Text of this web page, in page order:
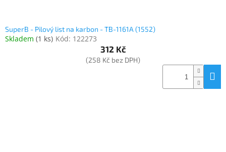
SuperB - Pilový list na karbon - TB-1161A (1552)
Skladem (1 ks) Kód: 122273
312 Kč
(258 Kč bez DPH)